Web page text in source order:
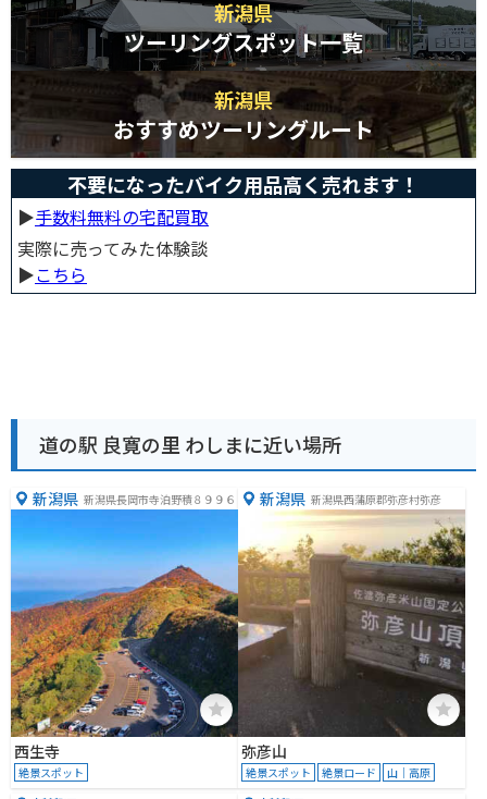
新潟県
ツーリングスポット一覧
新潟県
おすすめツーリングルート
不要になったバイク用品高く売れます！
▶︎手数料無料の宅配買取
実際に売ってみた体験談
▶︎こちら
道の駅 良寛の里 わしまに近い場所
新潟県 新潟県長岡市寺泊野積８９９６
西生寺
絶景スポット
新潟県 新潟県西蒲原郡弥彦村弥彦
弥彦山
絶景スポット 絶景ロード 山｜高原